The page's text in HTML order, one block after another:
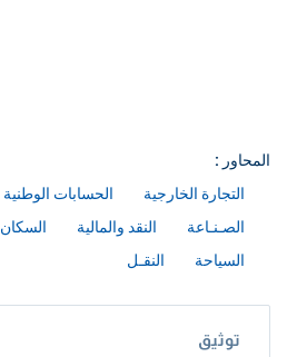
المحاور :
التجارة الخارجية
الحسابات الوطنية
الصـنـاعة
النقد والمالية السكان
السياحة
النقـل
توثيق